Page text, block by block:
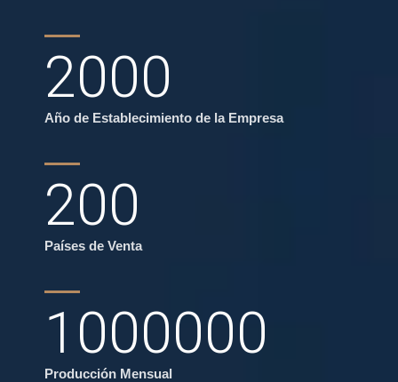
2000
Año de Establecimiento de la Empresa
200
Países de Venta
1000000
Producción Mensual